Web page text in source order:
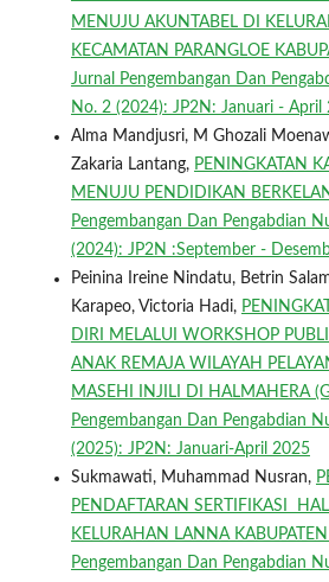
MENUJU AKUNTABEL DI
KECAMATAN PARANGLOE
Jurnal Pengembangan Dan
No. 2 (2024): JP2N: Januari - April
Alma Mandjusri, M Ghozali
Zakaria Lantang, PENINGKATAN
MENUJU PENDIDIKAN
Pengembangan Dan Pengabdian
(2024): JP2N :September -
Peinina Ireine Nindatu, Betrin
Karapeo, Victoria Hadi,
DIRI MELALUI WORKSHOP
ANAK REMAJA WILAYAH
MASEHI INJILI DI HALMAHERA
Pengembangan Dan Pengabdian
(2025): JP2N: Januari-April 2025
Sukmawati, Muhammad Nusran,
PENDAFTARAN SERTIFIKASI
KELURAHAN LANNA
Pengembangan Dan Pengabdian